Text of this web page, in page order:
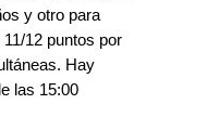
y otro para
12 puntos por
Hay
las 15:00